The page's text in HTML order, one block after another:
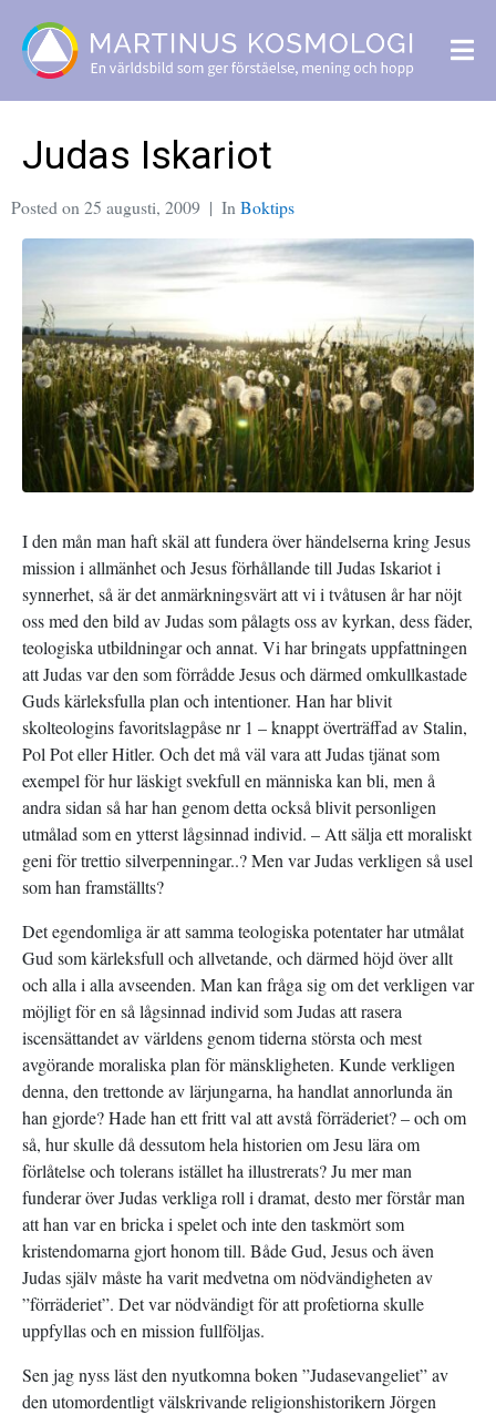
Judas Iskariot
Posted on 25 augusti, 2009 In Boktips
I den mån man haft skäl att fundera över händelserna kring Jesus
mission i allmänhet och Jesus förhållande till Judas Iskariot i
synnerhet, så är det anmärkningsvärt att vi i tvåtusen år har nöjt
oss med den bild av Judas som pålagts oss av kyrkan, dess fäder,
teologiska utbildningar och annat. Vi har bringats uppfattningen
att Judas var den som förrådde Jesus och därmed omkullkastade
Guds kärleksfulla plan och intentioner. Han har blivit
skolteologins favoritslagpåse nr 1 – knappt överträffad av Stalin,
Pol Pot eller Hitler. Och det må väl vara att Judas tjänat som
exempel för hur läskigt svekfull en människa kan bli, men å
andra sidan så har han genom detta också blivit personligen
utmålad som en ytterst lågsinnad individ. – Att sälja ett moraliskt
geni för trettio silverpenningar..? Men var Judas verkligen så usel
som han framställts?
Det egendomliga är att samma teologiska potentater har utmålat
Gud som kärleksfull och allvetande, och därmed höjd över allt
och alla i alla avseenden. Man kan fråga sig om det verkligen var
möjligt för en så lågsinnad individ som Judas att rasera
iscensättandet av världens genom tiderna största och mest
avgörande moraliska plan för mänskligheten. Kunde verkligen
denna, den trettonde av lärjungarna, ha handlat annorlunda än
han gjorde? Hade han ett fritt val att avstå förräderiet? – och om
så, hur skulle då dessutom hela historien om Jesu lära om
förlåtelse och tolerans istället ha illustrerats? Ju mer man
funderar över Judas verkliga roll i dramat, desto mer förstår man
att han var en bricka i spelet och inte den taskmört som
kristendomarna gjort honom till. Både Gud, Jesus och även
Judas själv måste ha varit medvetna om nödvändigheten av
”förräderiet”. Det var nödvändigt för att profetiorna skulle
uppfyllas och en mission fullföljas.
Sen jag nyss läst den nyutkomna boken ”Judasevangeliet” av
den utomordentligt välskrivande religionshistorikern Jörgen